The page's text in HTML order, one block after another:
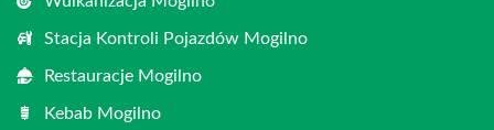
Stacja Kontroli Pojazdów Mogilno
Restauracje Mogilno
Kebab Mogilno